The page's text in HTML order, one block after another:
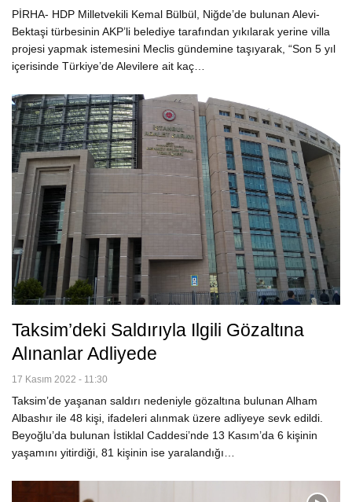
PİRHA- HDP Milletvekili Kemal Bülbül, Niğde’de bulunan Alevi-
Bektaşi türbesinin AKP’li belediye tarafından yıkılarak yerine villa
projesi yapmak istemesini Meclis gündemine taşıyarak, “Son 5 yıl
içerisinde Türkiye’de Alevilere ait kaç…
Taksim’deki Saldırıyla Ilgili Gözaltına
Alınanlar Adliyede
17 Kasım 2022 - 11:30
Taksim’de yaşanan saldırı nedeniyle gözaltına bulunan Alham
Albashır ile 48 kişi, ifadeleri alınmak üzere adliyeye sevk edildi.
Beyoğlu’da bulunan İstiklal Caddesi’nde 13 Kasım’da 6 kişinin
yaşamını yitirdiği, 81 kişinin ise yaralandığı…